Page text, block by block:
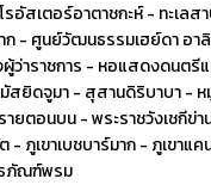
รอัสเตอร์อาตาชกะห์ - ทะเล
ก - ศูนย์วัฒนธรรมเฮย์ดา อ
ว่าราชการ - หอแสดงดนตรีแ
มัสยิดจูมา - สุสานดิริบาบา -
ายตอนบน - พระราชวังเชกีข่
ภูเขาเบชบาร์มาก - ภูเขาแค
ภัณฑ์พรม